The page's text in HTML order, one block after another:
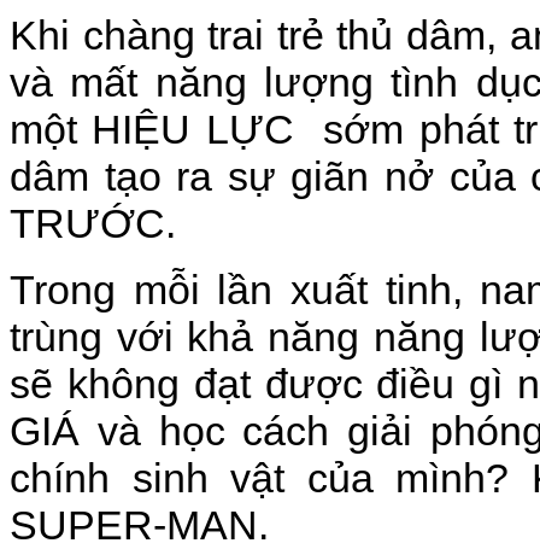
Khi chàng trai trẻ thủ dâm,
và mất năng lượng tình
một HIỆU LỰC sớm phát
dâm tạo ra sự giãn nở của
TRƯỚC.
Trong mỗi lần xuất tinh,
trùng với khả năng năng
sẽ không đạt được điều gì
GIÁ và học cách giải
chính sinh vật của mình?
SUPER-MAN.